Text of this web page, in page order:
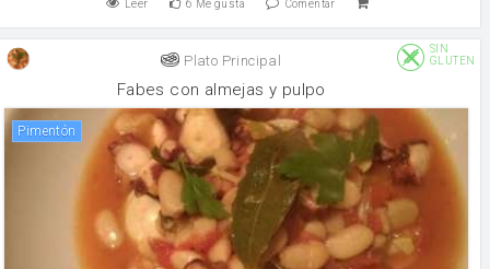
Leer 6 Me gusta Comentar
Plato Principal
SIN
GLUTEN
Fabes con almejas y pulpo
Pimentón